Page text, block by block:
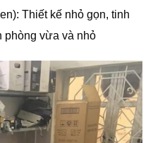
Thiết kế nhỏ gọn, tinh
phòng vừa và nhỏ